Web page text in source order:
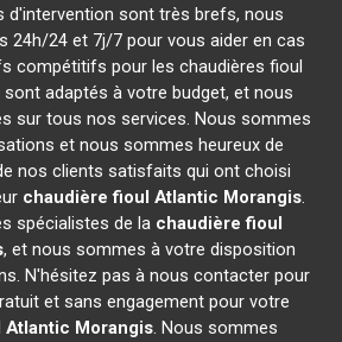
d'intervention sont très brefs, nous
24h/24 et 7j/7 pour vous aider en cas
compétitifs pour les chaudières fioul
sont adaptés à votre budget, et nous
sur tous nos services. Nous sommes
et nous sommes heureux de
nos clients satisfaits qui ont choisi
chaudière fioul Atlantic Morangis.
spécialistes de la chaudière fioul
, et nous sommes à votre disposition
N'hésitez pas à nous contacter pour
et sans engagement pour votre
Atlantic Morangis. Nous sommes